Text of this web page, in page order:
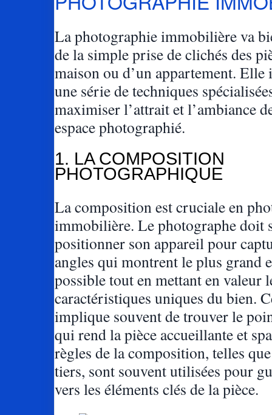
La photographie immobilière va
de la simple prise de clichés des
maison ou d’un appartement.
une série de techniques
maximiser l’attrait et l’ambiance
espace photographié.
1. LA COMPOSITION
PHOTOGRAPHIQUE
La composition est cruciale en
immobilière. Le photographe doit
positionner son appareil pour
angles qui montrent le plus grand
possible tout en mettant en valeur
caractéristiques uniques du bien.
implique souvent de trouver le
qui rend la pièce accueillante et
règles de la composition, telles
tiers, sont souvent utilisées pour
vers les éléments clés de la pièce.